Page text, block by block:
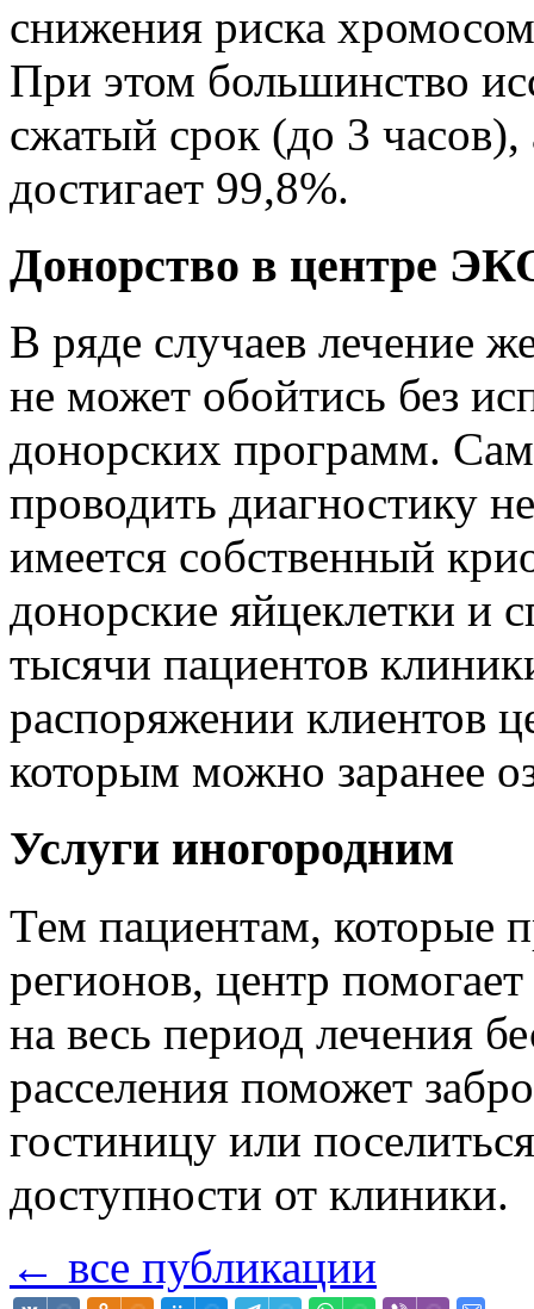
снижения риска
При этом большинство
сжатый срок (до 3 часов),
достигает 99,8%.
Донорство в центре
В ряде случаев лечение
не может обойтись без
донорских программ.
проводить диагностику
имеется собственный
донорские яйцеклетки и
тысячи пациентов
распоряжении клиентов
которым можно заранее
Услуги иногородним
Тем пациентам, которые
регионов, центр
на весь период лечения
расселения поможет
гостиницу или
доступности от клиники.
← все публикации